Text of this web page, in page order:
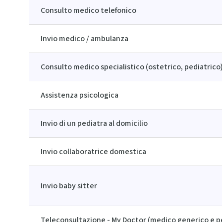
Consulto medico telefonico
Invio medico / ambulanza
Consulto medico specialistico (ostetrico, pediatrico)
Assistenza psicologica
Invio di un pediatra al domicilio
Invio collaboratrice domestica
Invio baby sitter